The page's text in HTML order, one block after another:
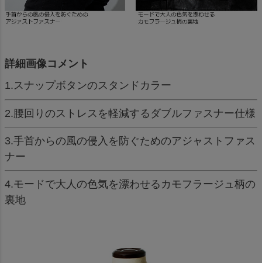
詳細画像コメント
1.スナップボタンのスタンドカラー
2.腰回りのストレスを軽減するダブルファスナー仕様
3.手首からの風の侵入を防ぐためのアジャストファス
ナー
4.モードで大人の色気を漂わせるカモフラージュ柄の
裏地